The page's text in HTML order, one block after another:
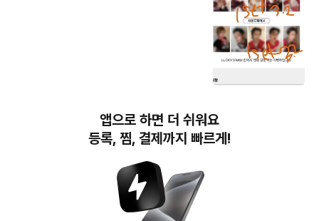
드로우 cortis 에버라인
뮤직코리아 사운드웨이브
위버스
번개장터(주) 사업자정보, 이용약관 및 기타 법적고지
번개장터㈜는 통신판매중개자이며, 통신판매의 당사자가 아닙니다. 전자상거래 등에서의
앱으로 하면 더 쉬워요
등록, 찜, 결제까지 빠르게!